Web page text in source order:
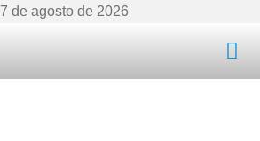
7 de agosto de 2026